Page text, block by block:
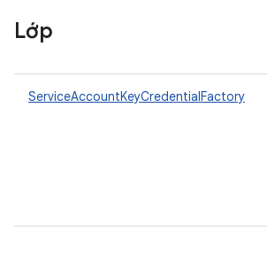
Lớp
ServiceAccountKeyCredentialFactory